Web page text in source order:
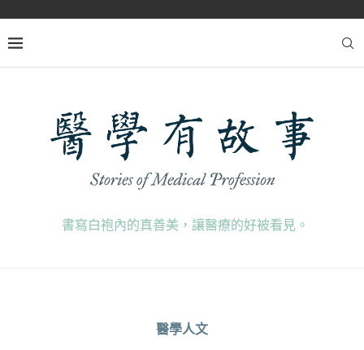
書寫白袍內的真善美，讓醫療的好被看見。
醫學人文